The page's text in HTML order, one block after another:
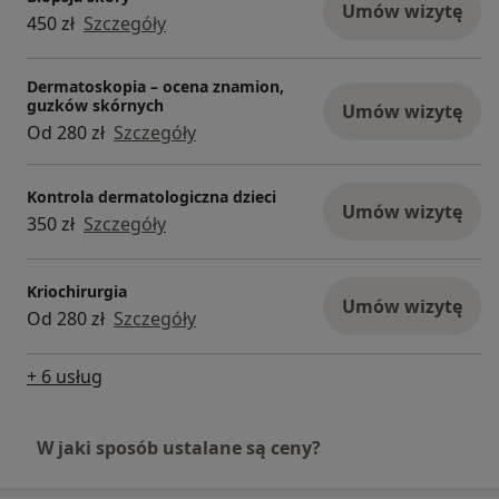
450 zł Szczegóły Umów wizytę
Dermatoskopia – ocena znamion,
guzków skórnych
Od 280 zł Szczegóły
Umów wizytę
Kontrola dermatologiczna dzieci
350 zł Szczegóły Umów wizytę
Kriochirurgia
Od 280 zł Szczegóły Umów wizytę
+ 6 usług
W jaki sposób ustalane są ceny?